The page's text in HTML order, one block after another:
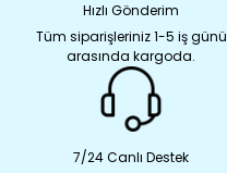
Hızlı Gönderim
Tüm siparişleriniz 1-5 iş günü
arasında kargoda.
7/24 Canlı Destek